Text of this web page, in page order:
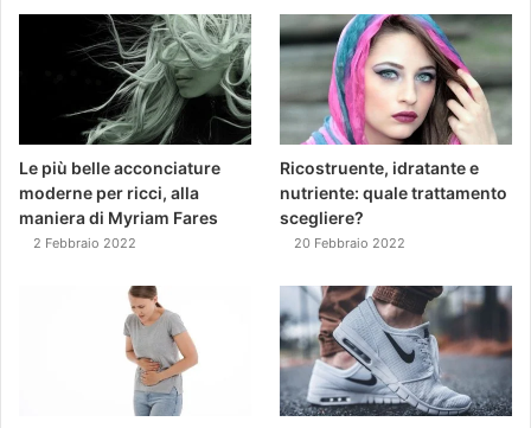
Le più belle acconciature
moderne per ricci, alla
maniera di Myriam Fares
2 Febbraio 2022
Ricostruente, idratante e
nutriente: quale trattamento
scegliere?
20 Febbraio 2022